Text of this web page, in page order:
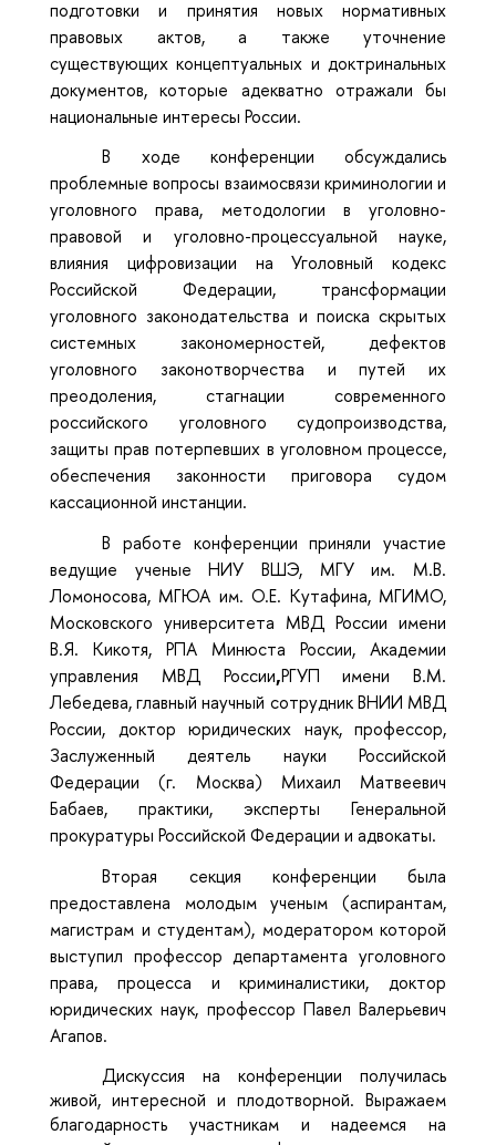
подготовки и принятия новых нормативных
правовых актов, а также уточнение
существующих концептуальных и доктринальных
документов, которые адекватно отражали бы
национальные интересы России.
В ходе конференции обсуждались
проблемные вопросы взаимосвязи криминологии и
уголовного права, методологии в уголовно-
правовой и уголовно-процессуальной науке,
влияния цифровизации на Уголовный кодекс
Российской Федерации, трансформации
уголовного законодательства и поиска скрытых
системных закономерностей, дефектов
уголовного законотворчества и путей их
преодоления, стагнации современного
российского уголовного судопроизводства,
защиты прав потерпевших в уголовном процессе,
обеспечения законности приговора судом
кассационной инстанции.
В работе конференции приняли участие
ведущие ученые НИУ ВШЭ, МГУ им. М.В.
Ломоносова, МГЮА им. О.Е. Кутафина, МГИМО,
Московского университета МВД России имени
В.Я. Кикотя, РПА Минюста России, Академии
управления МВД России,РГУП имени В.М.
Лебедева, главный научный сотрудник ВНИИ МВД
России, доктор юридических наук, профессор,
Заслуженный деятель науки Российской
Федерации (г. Москва) Михаил Матвеевич
Бабаев, практики, эксперты Генеральной
прокуратуры Российской Федерации и адвокаты.
Вторая секция конференции была
предоставлена молодым ученым (аспирантам,
магистрам и студентам), модератором которой
выступил профессор департамента уголовного
права, процесса и криминалистики, доктор
юридических наук, профессор Павел Валерьевич
Агапов.
Дискуссия на конференции получилась
живой, интересной и плодотворной. Выражаем
благодарность участникам и надеемся на